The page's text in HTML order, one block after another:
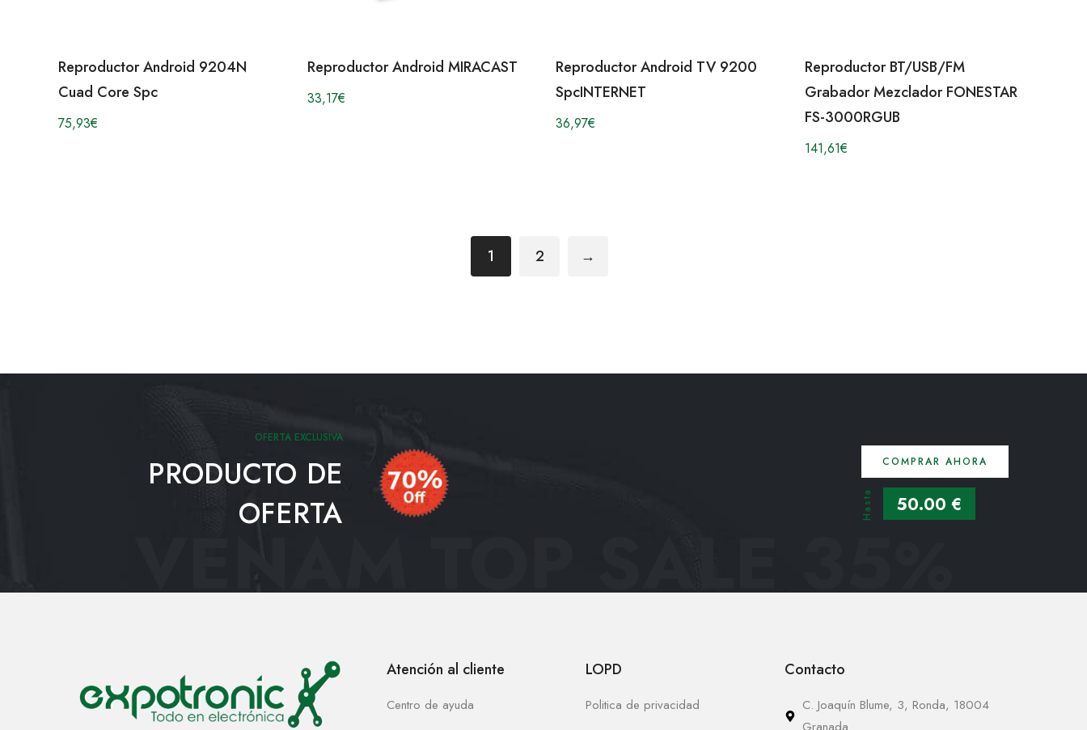
Reproductor Android 9204N
Cuad Core Spc
75,93€
Reproductor Android MIRACAST
33,17€
Reproductor Android TV 9200
SpcINTERNET
36,97€
Reproductor BT/USB/FM
Grabador Mezclador FONESTAR
FS-3000RGUB
141,61€
1 2 →
OFERTA EXCLUSIVA
PRODUCTO DE
OFERTA
COMPRAR AHORA
Hasta 50.00 €
VENAM TOP SALE 35%
Atención al cliente
Centro de ayuda
LOPD
Politica de privacidad
Contacto
C. Joaquín Blume, 3, Ronda, 18004